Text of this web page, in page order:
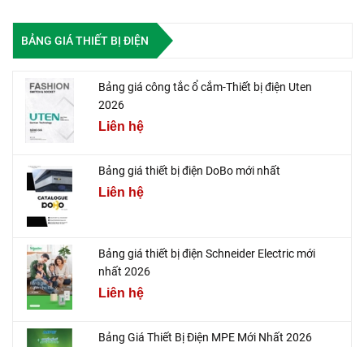
BẢNG GIÁ THIẾT BỊ ĐIỆN
Bảng giá công tắc ổ cắm-Thiết bị điện Uten
2026
Liên hệ
Bảng giá thiết bị điện DoBo mới nhất
Liên hệ
Bảng giá thiết bị điện Schneider Electric mới
nhất 2026
Liên hệ
Bảng Giá Thiết Bị Điện MPE Mới Nhất 2026